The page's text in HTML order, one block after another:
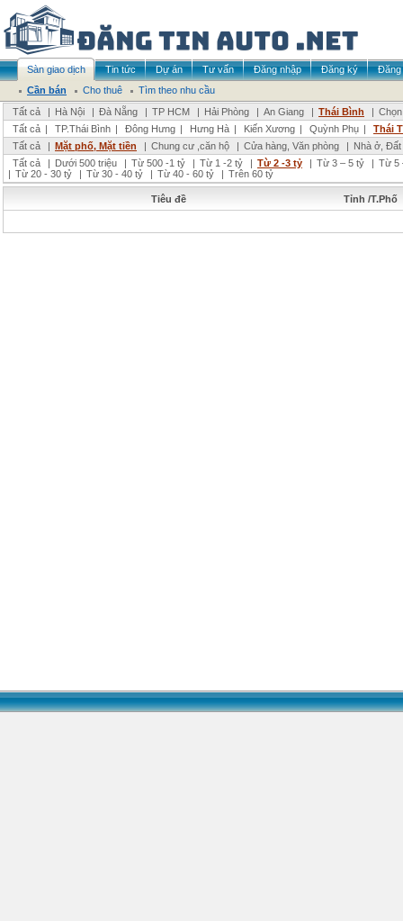
Sàn giao dịch Tin tức Dự án Tư vấn Đăng nhập Đăng ký
Đăng
Cần bán
Cho thuê
Tìm theo nhu cầu
Tất cả
| Hà Nội | Đà Nẵng | TP HCM | Hải Phòng | An Giang | Thái Bình |
Tất cả | TP.Thái Bình | Đông Hưng | Hưng Hà | Kiến Xương | Quỳnh Phụ |
Thái
Tất cả
| Mặt phố, Mặt tiền | Chung cư ,căn hộ | Cửa hàng, Văn phòng | Nhà ở,
Tất cả
| Dưới 500 triệu | Từ 500 -1 tỷ | Từ 1 -2 tỷ | Từ 2 -3 tỷ | Từ 3 – 5 tỷ | Từ 5
| Từ 20 - 30 tỷ | Từ 30 - 40 tỷ | Từ 40 - 60 tỷ | Trên 60 tỷ
Tiêu đề Tỉnh /T.Phố